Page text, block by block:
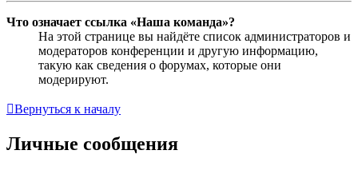
Что означает ссылка «Наша команда»?
На этой странице вы найдёте список администраторов и
модераторов конференции и другую информацию,
такую как сведения о форумах, которые они
модерируют.
Вернуться к началу
Личные сообщения